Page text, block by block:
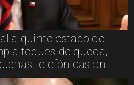
quinto estado de
toques de queda,
telefónicas en